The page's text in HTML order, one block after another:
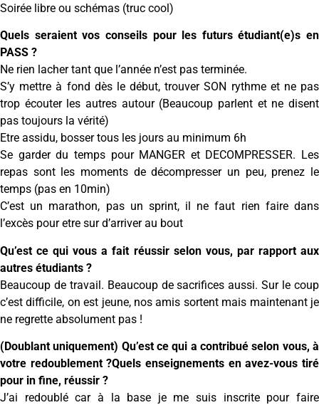
Soirée libre ou schémas (truc cool)
Quels seraient vos conseils pour les futurs étudiant(e)s en
PASS ?
Ne rien lacher tant que l’année n’est pas terminée.
S’y mettre à fond dès le début, trouver SON rythme et ne pas
trop écouter les autres autour (Beaucoup parlent et ne disent
pas toujours la vérité)
Etre assidu, bosser tous les jours au minimum 6h
Se garder du temps pour MANGER et DECOMPRESSER. Les
repas sont les moments de décompresser un peu, prenez le
temps (pas en 10min)
C’est un marathon, pas un sprint, il ne faut rien faire dans
l’excès pour etre sur d’arriver au bout
Qu’est ce qui vous a fait réussir selon vous, par rapport aux
autres étudiants ?
Beaucoup de travail. Beaucoup de sacrifices aussi. Sur le coup
c’est difficile, on est jeune, nos amis sortent mais maintenant je
ne regrette absolument pas !
(Doublant uniquement) Qu’est ce qui a contribué selon vous, à
votre redoublement ?Quels enseignements en avez-vous tiré
pour in fine, réussir ?
J’ai redoublé car à la base je me suis inscrite pour faire